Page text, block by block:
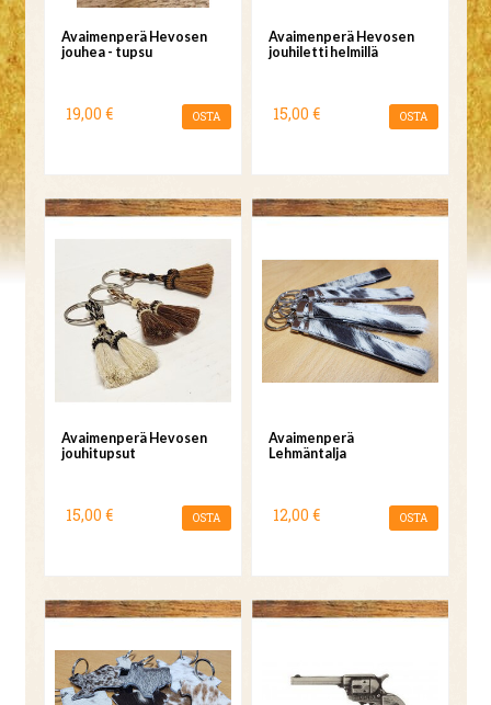
Avaimenperä Hevosen
jouhea - tupsu
19,00 € OSTA
Avaimenperä Hevosen
jouhiletti helmillä
15,00 € OSTA
Avaimenperä Hevosen
jouhitupsut
15,00 € OSTA
Avaimenperä
Lehmäntalja
12,00 € OSTA